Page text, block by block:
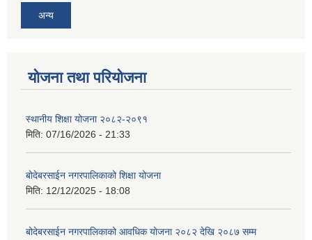
अन्य
योजना तथा परियोजना
स्थानीय शिक्षा योजना २०८२-२०९१
मिति: 07/16/2026 - 21:33
बोदेबरसाईन नगरपालिकाको शिक्षा योजना
मिति: 12/12/2025 - 18:08
बोदेबरसाईन नगरपालिकाको आवधिक योजना २०८२ देखि २०८७ सम्म